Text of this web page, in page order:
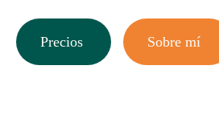
Precios Sobre mí